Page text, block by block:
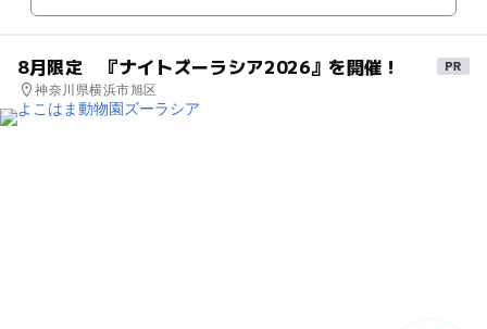
8月限定 『ナイトズーラシア2026』を開催！
神奈川県横浜市旭区